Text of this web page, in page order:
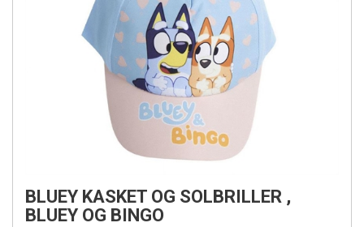
BLUEY KASKET OG SOLBRILLER ,
BLUEY OG BINGO